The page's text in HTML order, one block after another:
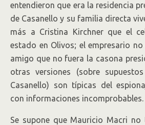
entendieron que era la residencia
de Casanello y su familia directa
más a Cristina Kirchner que el
estado en Olivos; el empresario
amigo que no fuera la casona
otras versiones (sobre
Casanello) son típicas del
con informaciones incomprobables.
Se supone que Mauricio Macri no